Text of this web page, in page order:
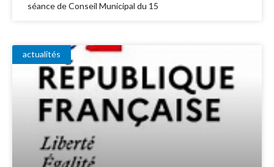
séance de Conseil Municipal du 15
actualités